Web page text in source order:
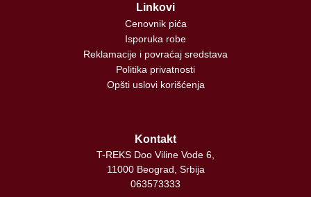
Linkovi
Cenovnik pića
Isporuka robe
Reklamacije i povraćaj sredstava
Politika privatnosti
Opšti uslovi korišćenja
Kontakt
T-REKS Doo Viline Vode 6,
11000 Beograd, Srbija
063573333